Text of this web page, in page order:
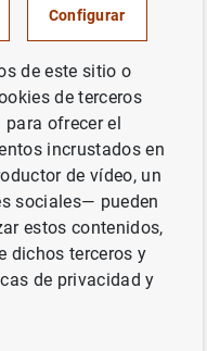
dete...
Siguiente
la reca...
Configurar
de este sitio o
de terceros
para ofrecer el
incrustados en
de vídeo, un
sociales— pueden
estos contenidos,
dichos terceros y
de privacidad y